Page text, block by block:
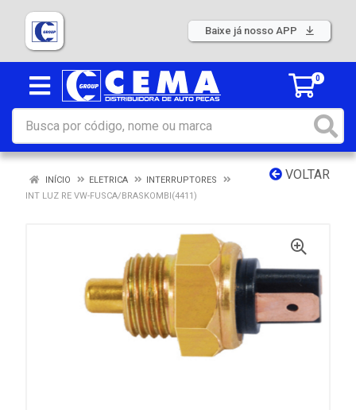
Baixe já nosso APP
0
VOLTAR
INÍCIO ELETRICA
INTERRUPTORES
INT LUZ RE VW-FUSCA/BRASKOMBI(4411)